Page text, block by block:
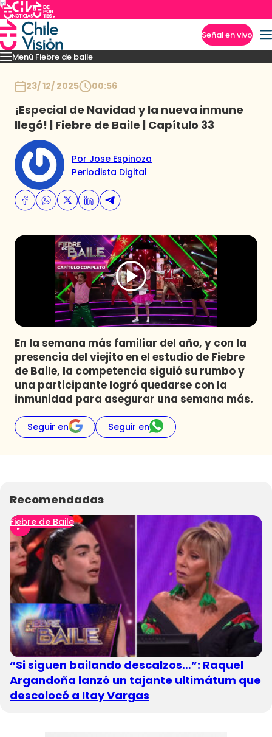
Señal en vivo
Menú Fiebre de baile
Mejores MomentosPresentacionesEl VAR-After del baile
23/ 12/ 2025 00:56
¡Especial de Navidad y la nueva inmune
llegó! | Fiebre de Baile | Capítulo 33
Por Jose Espinoza
Periodista Digital
En la semana más familiar del año, y con la
presencia del viejito en el estudio de Fiebre
de Baile, la competencia siguió su rumbo y
una participante logró quedarse con la
inmunidad para asegurar una semana más.
Seguir en Seguir en
Recomendadas
Fiebre de Baile
“Si siguen bailando descalzos…”: Raquel
Argandoña lanzó un tajante ultimátum que
descolocó a Itay Vargas
Imperdibles
Programas
Club De La Comedia
Contigo en Directo
Plan Perfecto
El Tiempo
Sabingo
Todos Los Programas